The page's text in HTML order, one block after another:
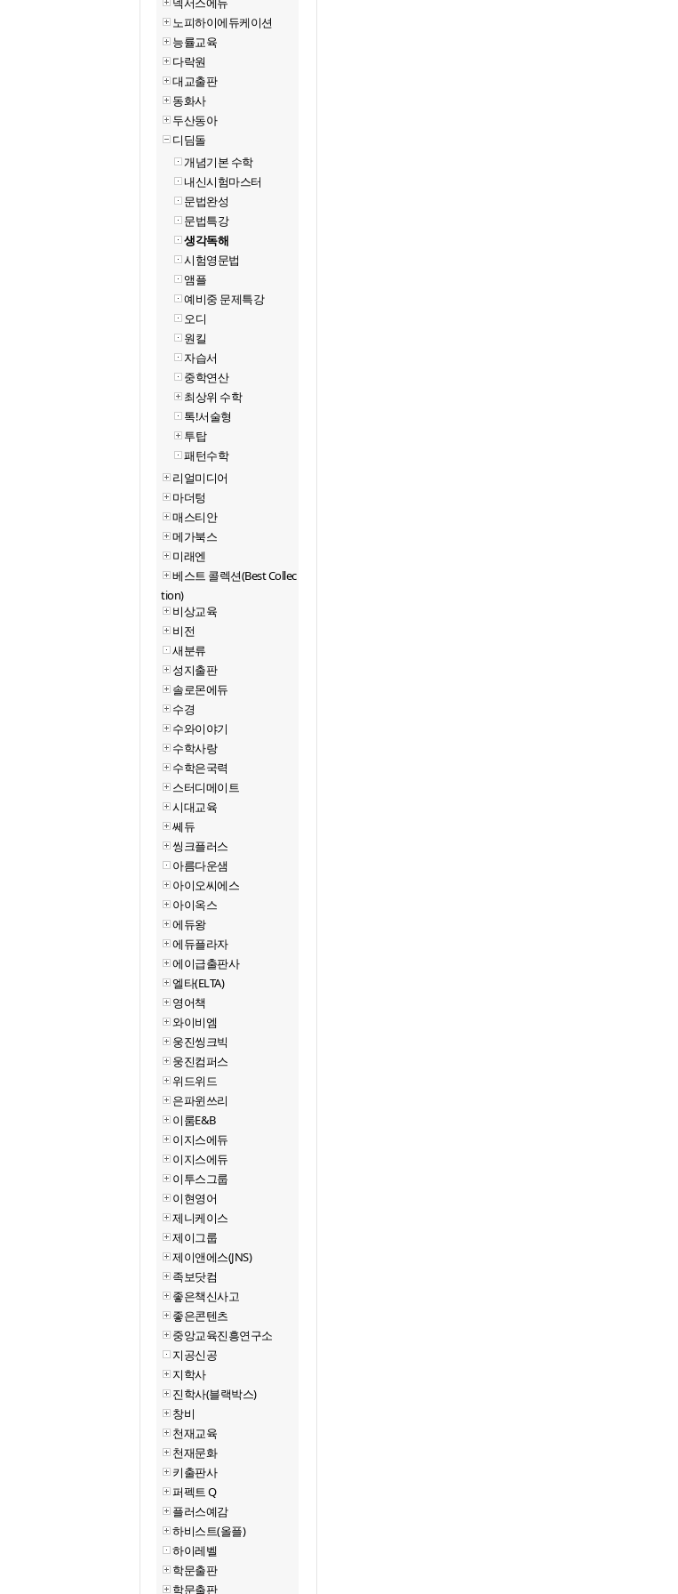
노피하이에듀케이션
능률교육
다락원
대교출판
동화사
두산동아
디딤돌
개념기본 수학
내신시험마스터
문법완성
문법특강
생각독해
시험영문법
앰플
예비중 문제특강
오디
원킬
자습서
중학연산
최상위 수학
톡!서술형
투탑
패턴수학
리얼미디어
마더텅
매스티안
메가북스
미래엔
베스트 콜렉션(Best Collec
tion)
비상교육
비전
새분류
성지출판
솔로몬에듀
수경
수와이야기
수학사랑
수학은국력
스터디메이트
시대교육
쎄듀
씽크플러스
아름다운샘
아이오씨에스
아이옥스
에듀왕
에듀플라자
에이급출판사
엘타(ELTA)
영어책
와이비엠
웅진씽크빅
웅진컴퍼스
위드위드
은파윈쓰리
이룸E&B
이지스에듀
이지스에듀
이투스그룹
이현영어
제니케이스
제이그룹
제이앤에스(JNS)
족보닷컴
좋은책신사고
좋은콘텐츠
중앙교육진흥연구소
지공신공
지학사
진학사(블랙박스)
창비
천재교육
천재문화
키출판사
퍼펙트 Q
플러스예감
하비스트(올플)
하이레벨
학문출판
학문출판